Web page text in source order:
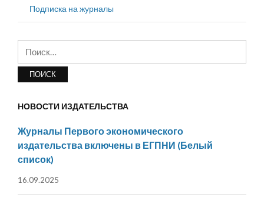
Подписка на журналы
НОВОСТИ ИЗДАТЕЛЬСТВА
Журналы Первого экономического
издательства включены в ЕГПНИ (Белый
список)
16.09.2025